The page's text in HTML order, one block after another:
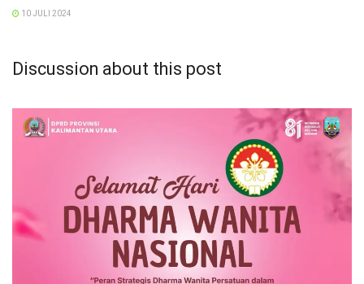
10 JULI 2024
Discussion about this post